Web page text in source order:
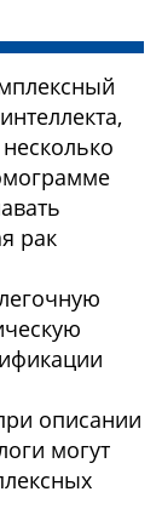
рак
описании
могут